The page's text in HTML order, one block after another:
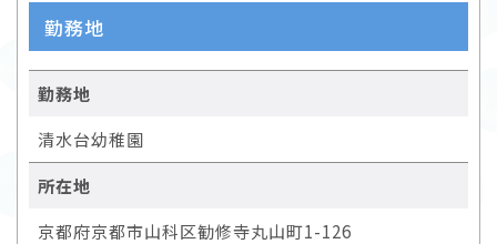
勤務地
勤務地
清水台幼稚園
所在地
京都府京都市山科区勧修寺丸山町1-126